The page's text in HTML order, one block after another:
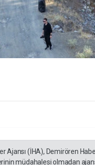
Ajansı (İHA), Demirören
müdahalesi olmadan